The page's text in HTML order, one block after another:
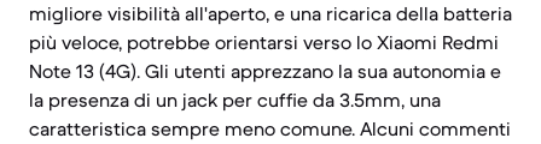
migliore visibilità all'aperto, e una ricarica della batteria
più veloce, potrebbe orientarsi verso lo Xiaomi Redmi
Note 13 (4G). Gli utenti apprezzano la sua autonomia e
la presenza di un jack per cuffie da 3.5mm, una
caratteristica sempre meno comune. Alcuni commenti